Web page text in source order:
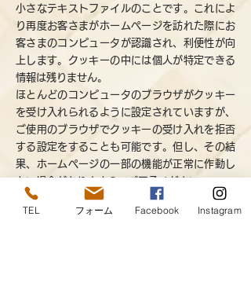
小さなテキストファイルのことです。これによ
り再度お客さまがホームページを訪れた際にお
客さまのコンピュータが認識され、利便性が向
上します。クッキーの中には個人が特定できる
情報は残りません。
ほとんどのコンピュータのブラウザがクッキー
を受け入れられるように設定されていますが、
ご使用のブラウザでクッキーの受け入れを拒否
する設定をすることも可能です。但し、その結
果、ホームページの一部の機能が正常に作動し
ない場合がありますのでご了承ください。
2）他サイトのリンクについて
TEL フォーム Facebook Instagram